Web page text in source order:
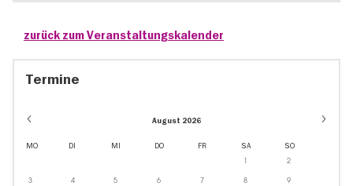
zurück zum Veranstaltungskalender
Termine
August 2026
MO DI MI DO FR SA SO
1 2
3 4 5 6 7 8 9